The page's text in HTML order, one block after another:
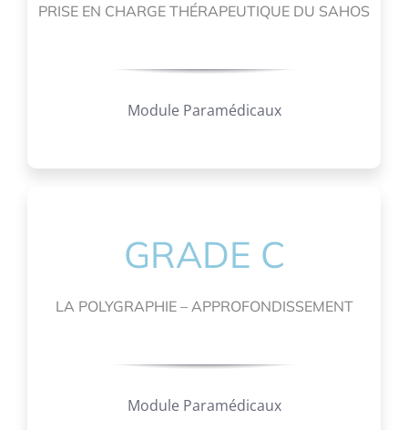
PRISE EN CHARGE THÉRAPEUTIQUE DU SAHOS
Module Paramédicaux
GRADE C
LA POLYGRAPHIE – APPROFONDISSEMENT
Module Paramédicaux